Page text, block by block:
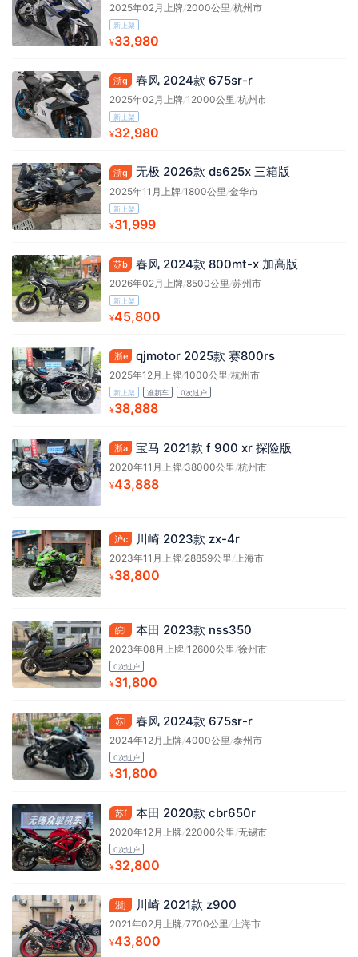
2025年02月上牌/2000公里 /杭州市
新上架
¥33,980
浙g 春风 2024款 675sr-r
2025年02月上牌/12000公里 /杭州市
新上架
¥32,980
浙g 无极 2026款 ds625x 三箱版
2025年11月上牌/1800公里 /金华市
新上架
¥31,999
苏b 春风 2024款 800mt-x 加高版
2026年02月上牌/8500公里 /苏州市
新上架
¥45,800
浙e qjmotor 2025款 赛800rs
2025年12月上牌/1000公里 /杭州市
新上架 准新车 0次过户
¥38,888
浙a 宝马 2021款 f 900 xr 探险版
2020年11月上牌/38000公里 /杭州市
¥43,888
沪c 川崎 2023款 zx-4r
2023年11月上牌/28859公里 /上海市
¥38,800
皖l 本田 2023款 nss350
2023年08月上牌/12600公里 /徐州市
0次过户
¥31,800
苏l 春风 2024款 675sr-r
2024年12月上牌/4000公里/泰州市
0次过户
¥31,800
苏f 本田 2020款 cbr650r
2020年12月上牌/22000公里/无锡市
0次过户
¥32,800
浙j 川崎 2021款 z900
2021年02月上牌/7700公里/上海市
¥43,800